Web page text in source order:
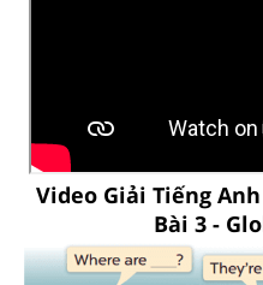
Video Giải Tiếng
Bài 3 -